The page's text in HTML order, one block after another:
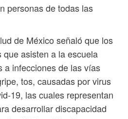
personas de todas las
de México señaló que los
que asisten a la escuela
a infecciones de las vías
tos, causadas por virus
19, las cuales representan
desarrollar discapacidad